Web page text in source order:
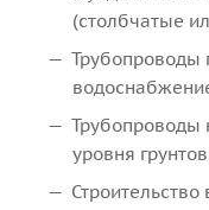
(столбчатые
Трубопроводы
Трубопроводы
уровня